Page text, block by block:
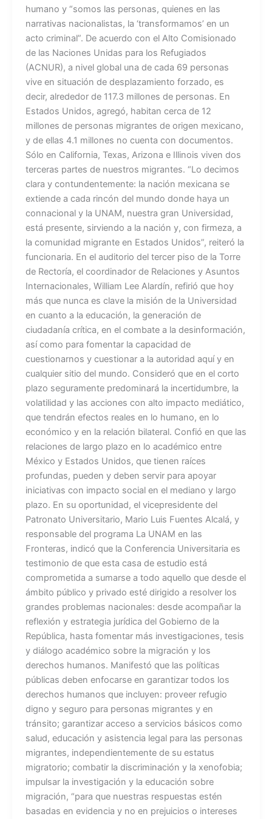
humano y “somos las personas, quienes en las
narrativas nacionalistas, la ‘transformamos’ en un
acto criminal”. De acuerdo con el Alto Comisionado
de las Naciones Unidas para los Refugiados
(ACNUR), a nivel global una de cada 69 personas
vive en situación de desplazamiento forzado, es
decir, alrededor de 117.3 millones de personas. En
Estados Unidos, agregó, habitan cerca de 12
millones de personas migrantes de origen mexicano,
y de ellas 4.1 millones no cuenta con documentos.
Sólo en California, Texas, Arizona e Illinois viven dos
terceras partes de nuestros migrantes. “Lo decimos
clara y contundentemente: la nación mexicana se
extiende a cada rincón del mundo donde haya un
connacional y la UNAM, nuestra gran Universidad,
está presente, sirviendo a la nación y, con firmeza, a
la comunidad migrante en Estados Unidos”, reiteró la
funcionaria. En el auditorio del tercer piso de la Torre
de Rectoría, el coordinador de Relaciones y Asuntos
Internacionales, William Lee Alardín, refirió que hoy
más que nunca es clave la misión de la Universidad
en cuanto a la educación, la generación de
ciudadanía crítica, en el combate a la desinformación,
así como para fomentar la capacidad de
cuestionarnos y cuestionar a la autoridad aquí y en
cualquier sitio del mundo. Consideró que en el corto
plazo seguramente predominará la incertidumbre, la
volatilidad y las acciones con alto impacto mediático,
que tendrán efectos reales en lo humano, en lo
económico y en la relación bilateral. Confió en que las
relaciones de largo plazo en lo académico entre
México y Estados Unidos, que tienen raíces
profundas, pueden y deben servir para apoyar
iniciativas con impacto social en el mediano y largo
plazo. En su oportunidad, el vicepresidente del
Patronato Universitario, Mario Luis Fuentes Alcalá, y
responsable del programa La UNAM en las
Fronteras, indicó que la Conferencia Universitaria es
testimonio de que esta casa de estudio está
comprometida a sumarse a todo aquello que desde el
ámbito público y privado esté dirigido a resolver los
grandes problemas nacionales: desde acompañar la
reflexión y estrategia jurídica del Gobierno de la
República, hasta fomentar más investigaciones, tesis
y diálogo académico sobre la migración y los
derechos humanos. Manifestó que las políticas
públicas deben enfocarse en garantizar todos los
derechos humanos que incluyen: proveer refugio
digno y seguro para personas migrantes y en
tránsito; garantizar acceso a servicios básicos como
salud, educación y asistencia legal para las personas
migrantes, independientemente de su estatus
migratorio; combatir la discriminación y la xenofobia;
impulsar la investigación y la educación sobre
migración, “para que nuestras respuestas estén
basadas en evidencia y no en prejuicios o intereses